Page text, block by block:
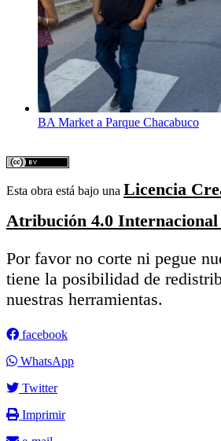
BA Market a Parque Chacabuco
Esta obra está bajo una Licencia
Atribución 4.0
Por favor no corte ni pegue
tiene la posibilidad de
nuestras herramientas.
facebook
WhatsApp
Twitter
Imprimir